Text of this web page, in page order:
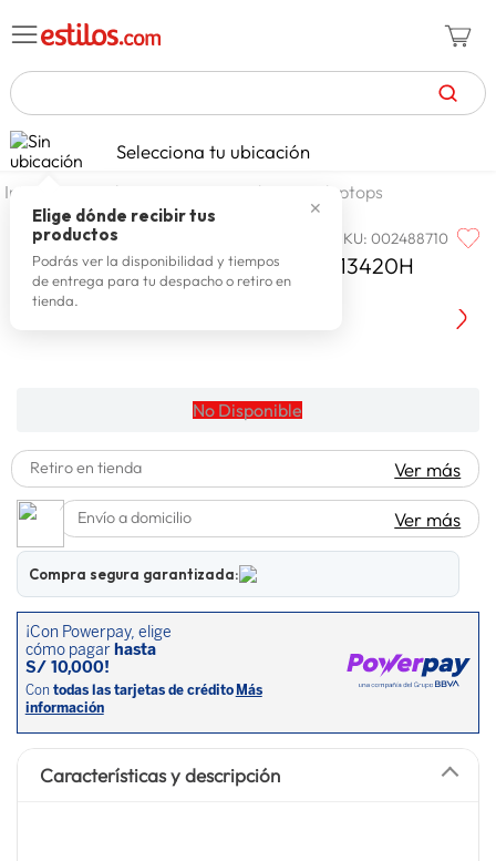
TÉRMINOS MÁS BUSCADOS
1. zapatillas mujer
2. celulares
3. zapatillas hombre
4. zapatillas
8. laptop
9. terrex
10 lavadora
Selecciona tu ubicación
✕
Elige dónde recibir tus
productos
Podrás ver la disponibilidad y tiempos
de entrega para tu despacho o retiro en
tienda.
tecnologia computadoras laptops
ASUS SKU:002488710
ASUS ExpertBook P1 Intel core i5-13420H
P1503CVA-S71770W
No Disponible
Retiro en tienda Ver más
Envío a domicilio Ver más
Compra segura garantizada:
Características y descripción